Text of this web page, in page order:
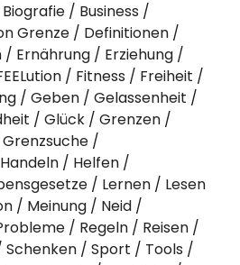
Biografie
Business
Grenze
Definitionen
Ernährung
Erziehung
Fitness
Freiheit
Geben
Gelassenheit
Glück
Grenzen
Grenzsuche
Handeln
Helfen
Lernen
Lesen
Meinung
Neid
Regeln
Reisen
Schenken Sport
Tools